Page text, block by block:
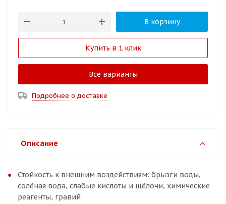
В корзину
Купить в 1 клик
Все варианты
Подробнее о доставке
Описание
Стойкость к внешним воздействиям: брызги воды,
солёная вода, слабые кислоты и щёлочи, химические
реагенты, гравий